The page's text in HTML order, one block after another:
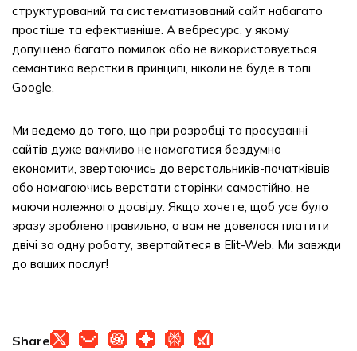
структурований та систематизований сайт набагато
простіше та ефективніше. А вебресурс, у якому
допущено багато помилок або не використовується
семантика верстки в принципі, ніколи не буде в топі
Google.
Ми ведемо до того, що при розробці та просуванні
сайтів дуже важливо не намагатися бездумно
економити, звертаючись до верстальників-початківців
або намагаючись верстати сторінки самостійно, не
маючи належного досвіду. Якщо хочете, щоб усе було
зразу зроблено правильно, а вам не довелося платити
двічі за одну роботу, звертайтеся в Elit-Web. Ми завжди
до ваших послуг!
Share